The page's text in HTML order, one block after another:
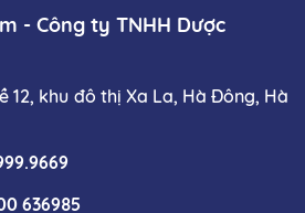
- Công ty TNHH Dược
12, khu đô thị Xa La, Hà Đông, Hà
636985